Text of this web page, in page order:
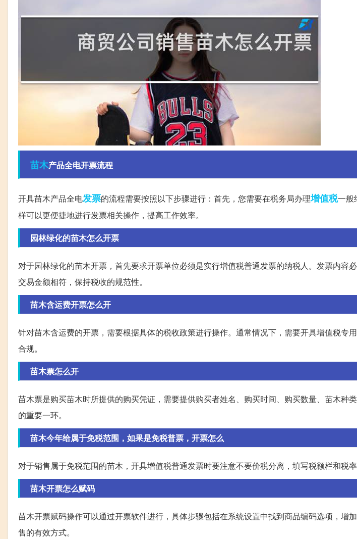
苗木产品全电开票流程
开具苗木产品全电发票的流程需要按照以下步骤进行：首先，您需要在税务局办理增值税一般
样可以更便捷地进行发票相关操作，提高工作效率。
园林绿化的苗木怎么开票
对于园林绿化的苗木开票，首先要求开票单位必须是实行增值税普通发票的纳税人。发票内容
交易金额相符，保持税收的规范性。
苗木含运费开票怎么开
针对苗木含运费的开票，需要根据具体的税收政策进行操作。通常情况下，需要开具增值税专
合规。
苗木票怎么开
苗木票是购买苗木时所提供的购买凭证，需要提供购买者姓名、购买时间、购买数量、苗木种
的重要一环。
苗木今年给属于免税范围，如果是免税普票，开票怎么
对于销售属于免税范围的苗木，开具增值税普通发票时要注意不要价税分离，填写税额栏和税率
苗木开票怎么赋码
苗木开票赋码操作可以通过开票软件进行，具体步骤包括在系统设置中找到商品编码选项，增
售的有效方式。